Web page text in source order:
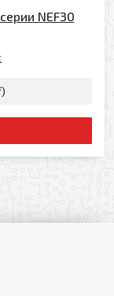
NEF30